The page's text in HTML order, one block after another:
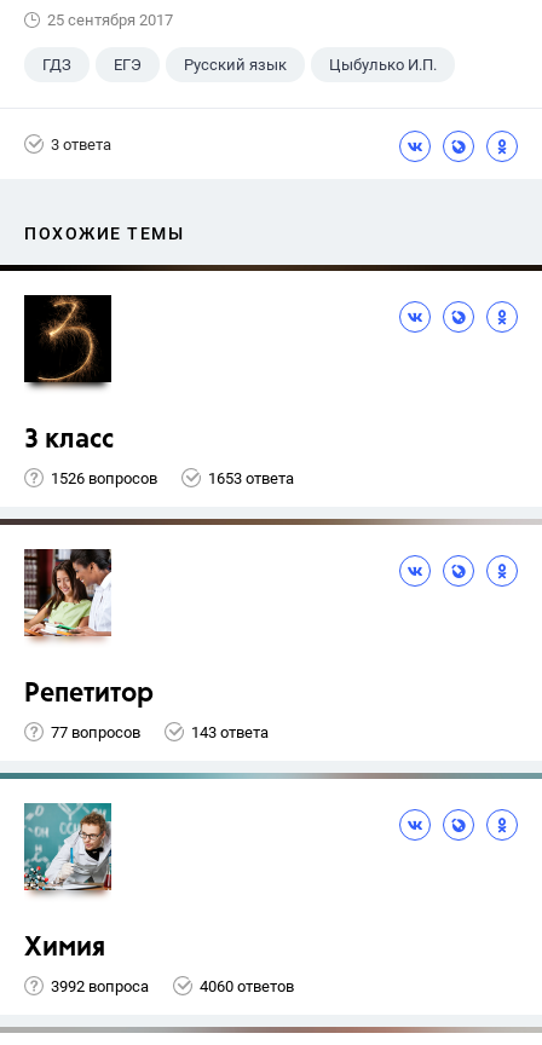
25 сентября 2017
ГДЗ ЕГЭ Русский язык Цыбулько И.П.
3 ответа
ПОХОЖИЕ ТЕМЫ
3 класс
1526 вопросов 1653 ответа
Репетитор
77 вопросов 143 ответа
Химия
3992 вопроса 4060 ответов